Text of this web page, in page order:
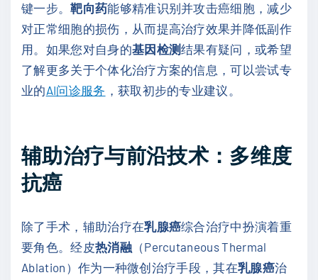
键一步。靶向药能够精准识别并攻击癌细胞，减少
对正常细胞的损伤，从而提高治疗效果并降低副作
用。如果您对自身的基因检测结果有疑问，或希望
了解更多关于个体化治疗方案的信息，可以尝试专
业的AI问诊服务 ，获取初步的专业建议。
辅助治疗与前沿技术：多维度
抗癌
除了手术，辅助治疗在乳腺癌综合治疗中扮演着重
要角色。经皮热消融（Percutaneous Thermal
Ablation）作为一种微创治疗手段，其在乳腺癌治